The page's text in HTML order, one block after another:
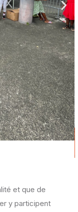
et que de
y participent